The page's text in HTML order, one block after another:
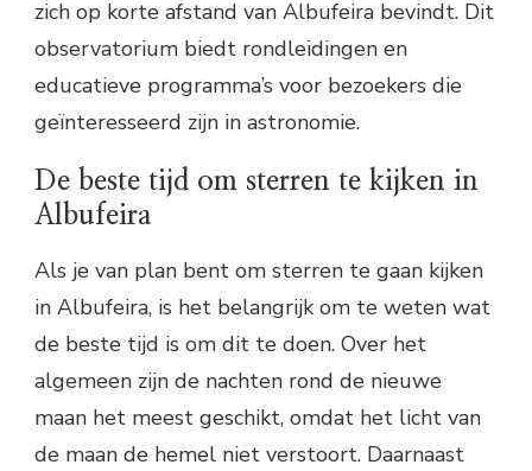
zich op korte afstand van Albufeira bevindt. Dit
observatorium biedt rondleidingen en
educatieve programma’s voor bezoekers die
geïnteresseerd zijn in astronomie.
De beste tijd om sterren te kijken in
Albufeira
Als je van plan bent om sterren te gaan kijken
in Albufeira, is het belangrijk om te weten wat
de beste tijd is om dit te doen. Over het
algemeen zijn de nachten rond de nieuwe
maan het meest geschikt, omdat het licht van
de maan de hemel niet verstoort. Daarnaast